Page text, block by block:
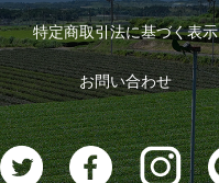
ーツ
特定商取引法に基づく表示
お問い合わせ